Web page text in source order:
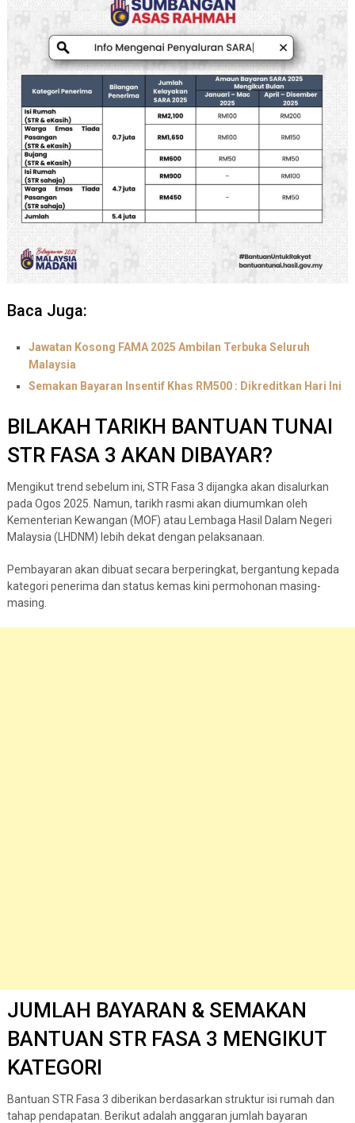
Baca Juga:
Jawatan Kosong FAMA 2025 Ambilan Terbuka Seluruh
Malaysia
Semakan Bayaran Insentif Khas RM500 : Dikreditkan Hari Ini
BILAKAH TARIKH BANTUAN TUNAI
STR FASA 3 AKAN DIBAYAR?
Mengikut trend sebelum ini, STR Fasa 3 dijangka akan disalurkan
pada Ogos 2025. Namun, tarikh rasmi akan diumumkan oleh
Kementerian Kewangan (MOF) atau Lembaga Hasil Dalam Negeri
Malaysia (LHDNM) lebih dekat dengan pelaksanaan.
Pembayaran akan dibuat secara berperingkat, bergantung kepada
kategori penerima dan status kemas kini permohonan masing-
masing.
JUMLAH BAYARAN & SEMAKAN
BANTUAN STR FASA 3 MENGIKUT
KATEGORI
Bantuan STR Fasa 3 diberikan berdasarkan struktur isi rumah dan
tahap pendapatan. Berikut adalah anggaran jumlah bayaran